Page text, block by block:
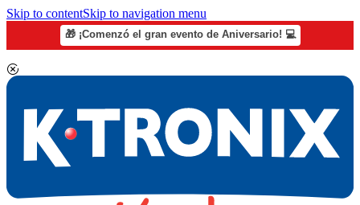
Skip to contentSkip to navigation menu
🎁 ¡Comenzó el gran evento de Aniversario! 💻